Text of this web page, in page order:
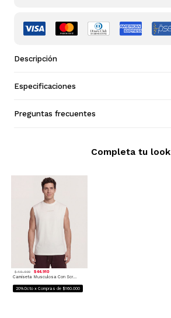
Descripción
Especificaciones
Preguntas frecuentes
$ 49.900 $ 44.910
Camiseta Musculosa Con Screen Minimal
20%Dcto x Compras de $160.000
Completa tu look